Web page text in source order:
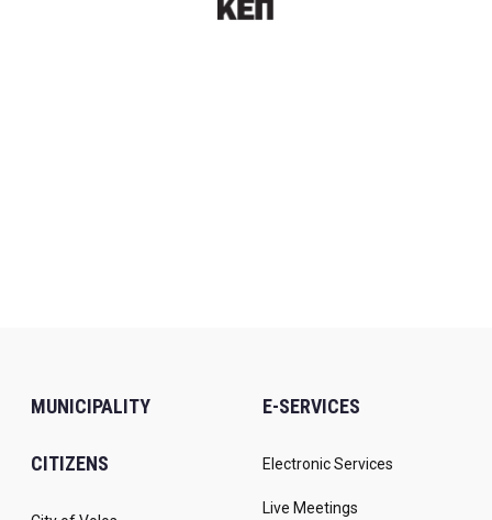
MUNICIPALITY
CITIZENS
E-SERVICES
Electronic Services
Live Meetings